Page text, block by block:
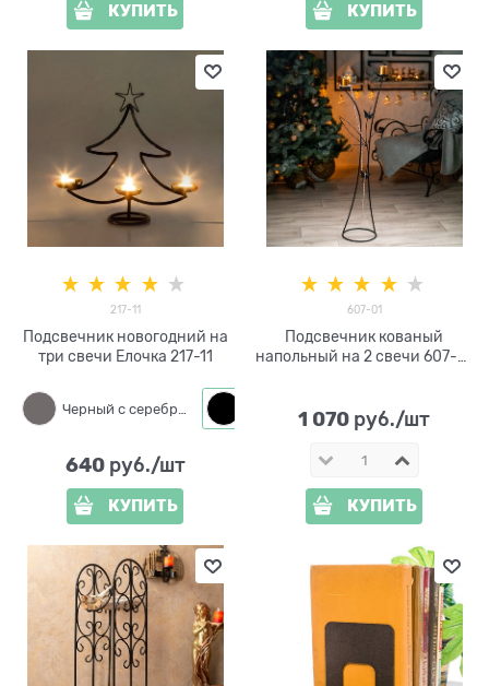
КУПИТЬ КУПИТЬ
217-11
Подсвечник новогодний на
три свечи Елочка 217-11
640 руб./шт
КУПИТЬ
607-01
Подсвечник кованый
напольный на 2 свечи 607-01
1 070 руб./шт
КУПИТЬ